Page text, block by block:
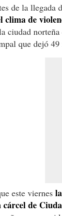
de la llegada
clima de
ciudad
que dejó
este viernes
de